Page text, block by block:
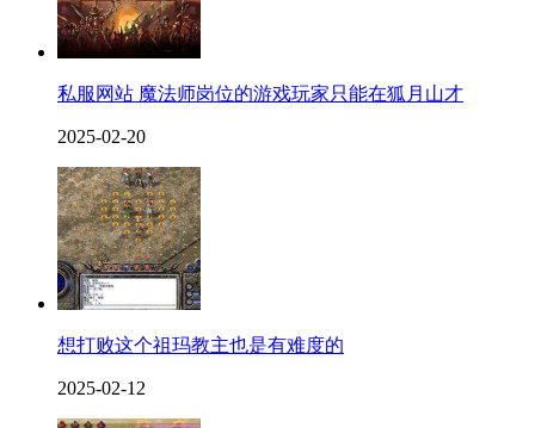
私服网站 魔法师岗位的游戏玩家只能在狐月山才
2025-02-20
想打败这个祖玛教主也是有难度的
2025-02-12